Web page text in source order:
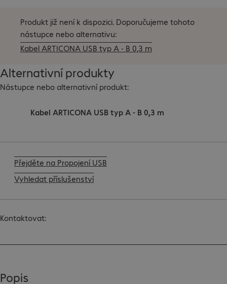
Produkt již není k dispozici. Doporučujeme tohoto
nástupce nebo alternativu:
Kabel ARTICONA USB typ A - B 0,3 m
Alternativní produkty
Nástupce nebo alternativní produkt:
Kabel ARTICONA USB typ A - B 0,3 m
Přejděte na Propojení USB
Vyhledat příslušenství
Kontaktovat:
Popis